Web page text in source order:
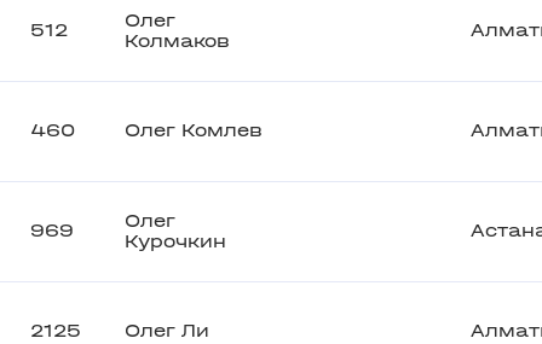
512
Олег
Колмаков
460 Олег Комлев
969
Олег
Курочкин
2125 Олег Ли